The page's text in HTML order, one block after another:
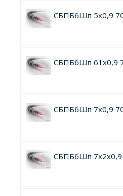
СБПБбШп 5х0,9
СБПБбШп 61х0,9
СБПБбШп 7х0,9
СБПБбШп 7х2х0,9